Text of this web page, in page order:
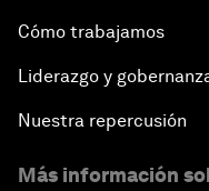
Cómo trabajamos
Liderazgo y
Nuestra repercusión
Más información